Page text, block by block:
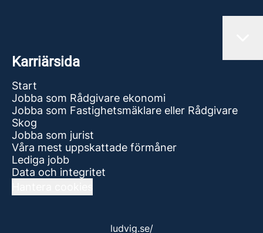
Karriärsida
Start
Jobba som Rådgivare ekonomi
Jobba som Fastighetsmäklare eller Rådgivare
Skog
Jobba som jurist
Våra mest uppskattade förmåner
Lediga jobb
Data och integritet
ludvig.se/